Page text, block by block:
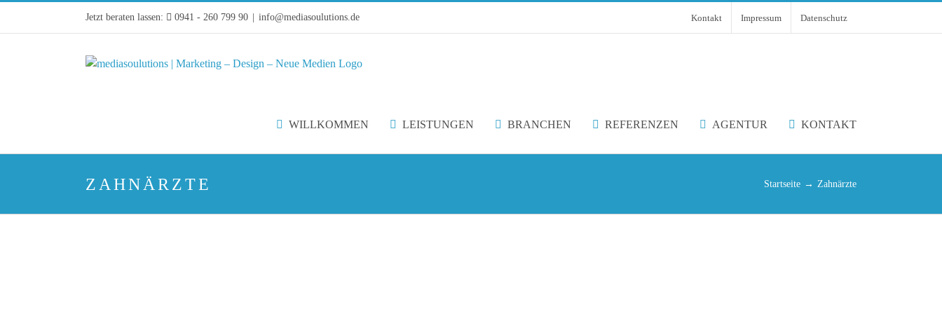
Jetzt beraten lassen: 0941 - 260 799 90 info@mediasoulutions.de Kontakt Impressum Datenschutz
WILLKOMMEN LEISTUNGEN BRANCHEN REFERENZEN AGENTUR KONTAKT
ZAHNÄRZTE Startseite Zahnärzte